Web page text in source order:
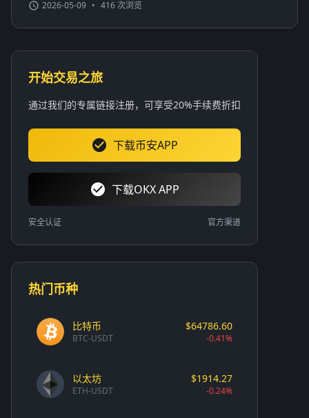
2026-05-09 • 416 次浏览
开始交易之旅
通过我们的专属链接注册，可享受20%手续费折扣
下载币安APP
下载OKX APP
安全认证 官方渠道
热门币种
比特币
BTC-USDT
$64786.60
-0.41%
以太坊
ETH-USDT
$1914.27
-0.24%